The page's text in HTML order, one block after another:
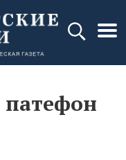
патефон